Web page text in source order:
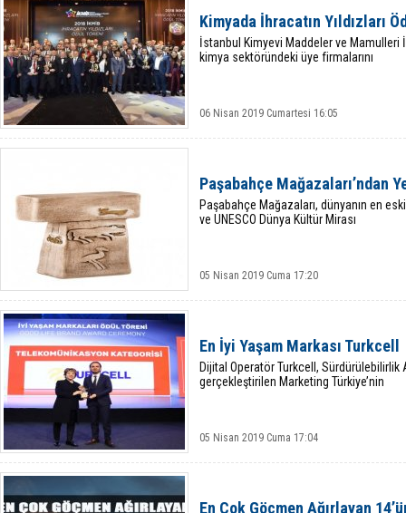
Kimyada İhracatın Yıldızları
İstanbul Kimyevi Maddeler ve Mamulleri
kimya sektöründeki üye firmalarını
06 Nisan 2019 Cumartesi 16:05
Paşabahçe Mağazaları’ndan
Paşabahçe Mağazaları, dünyanın en
ve UNESCO Dünya Kültür Mirası
05 Nisan 2019 Cuma 17:20
En İyi Yaşam Markası Turkcell
Dijital Operatör Turkcell,
gerçekleştirilen Marketing Türkiye’nin
05 Nisan 2019 Cuma 17:04
En Çok Göçmen Ağırlayan